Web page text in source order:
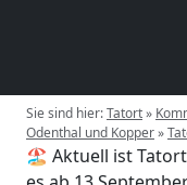
Sie sind hier:Tatort»
Odenthal und Kopper»
🏖️ Aktuell ist